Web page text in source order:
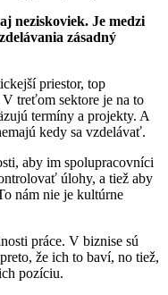
neziskoviek. Je medzi
zásadný
priestor, top
V treťom sektore je na to
termíny a projekty. A
kedy sa vzdelávať.
aby im spolupracovníci
úlohy, a tiež aby
nám nie je kultúrne
práce. V biznise sú
že ich to baví, no tiež,
pozíciu.